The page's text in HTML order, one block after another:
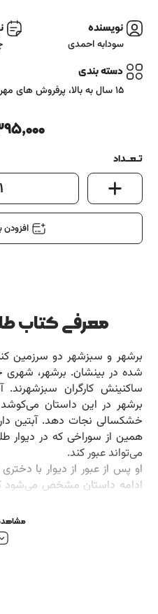
نویسنده
سودابه احمدی
دسته بندی
15 سال به بالا ،پرفروش های
تــعـــداد
1
معرفی کتاب
برشهر و سبزشهر دو سرزمین
شده در بینشان. برشهر،
ساکنینش کارگران
برشهر در این داستان
خشکسالی نجات دهد. آبتین
همین از سوراخی که در دیوار
می‌تواند عبور کند.
او پس از عبور از دیوار با
ادامه داستان مشخص می‌شود
آبتین را با خود همراه کند تا
دست بیاورد. مرداس در تسخیر
ملوخ تائیس. طلسم دیوار